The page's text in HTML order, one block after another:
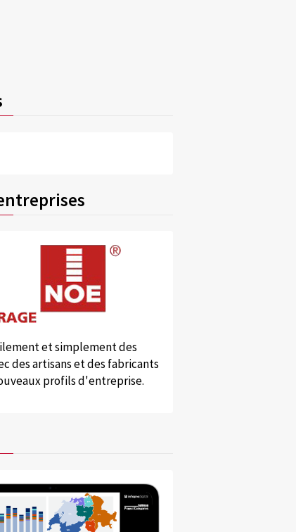
et simplement des
des artisans et des fabricants
profils d'entreprise.